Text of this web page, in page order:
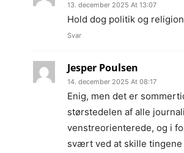
13. december 2025 At 13:07
Hold dog politik og
Svar
Jesper Poulsen
14. december 2025 At 08:17
Enig, men det er
størstedelen af alle
venstreorienterede, og i
svært ved at skille tingene